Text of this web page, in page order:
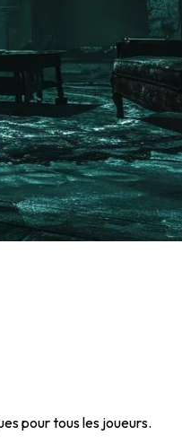
pour tous les joueurs.